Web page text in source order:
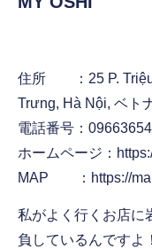
住所 ：25 P. Triệu
Trưng, Hà Nội, ベト
電話番号：
ホームページ：
MAP ：https://
私がよく行くお店に
負しているんですよ！